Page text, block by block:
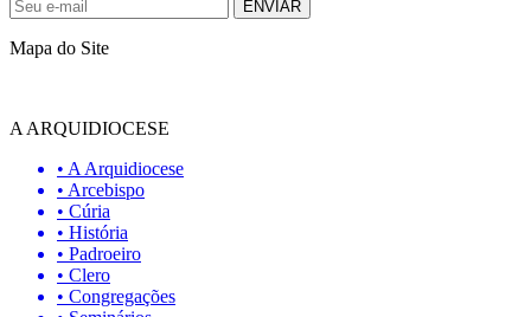
Mapa do Site
A ARQUIDIOCESE
• A Arquidiocese
• Arcebispo
• Cúria
• História
• Padroeiro
• Clero
• Congregações